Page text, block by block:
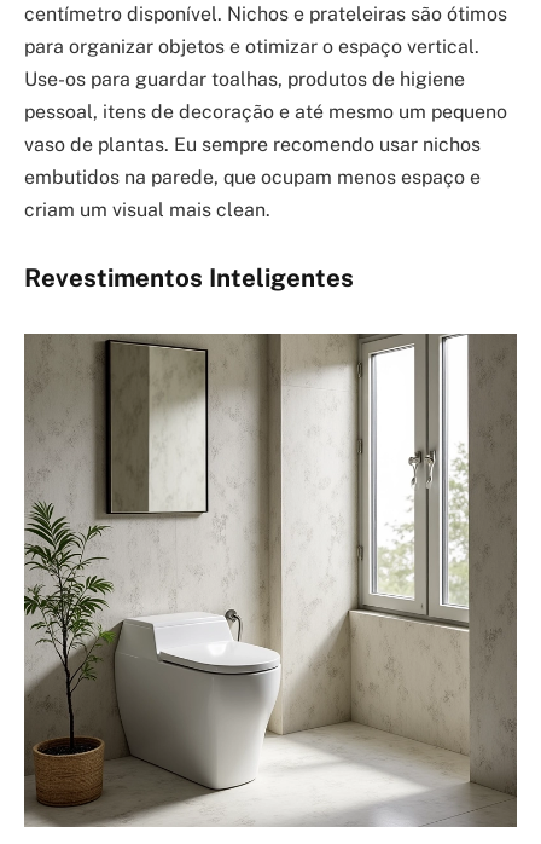
centímetro disponível. Nichos e prateleiras são ótimos
para organizar objetos e otimizar o espaço vertical.
Use-os para guardar toalhas, produtos de higiene
pessoal, itens de decoração e até mesmo um pequeno
vaso de plantas. Eu sempre recomendo usar nichos
embutidos na parede, que ocupam menos espaço e
criam um visual mais clean.
Revestimentos Inteligentes